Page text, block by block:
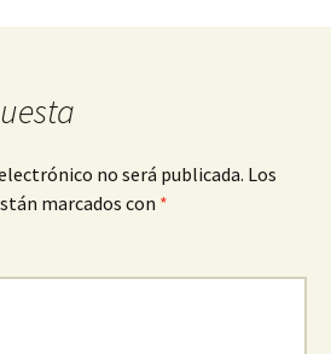
no será publicada. Los
marcados con *